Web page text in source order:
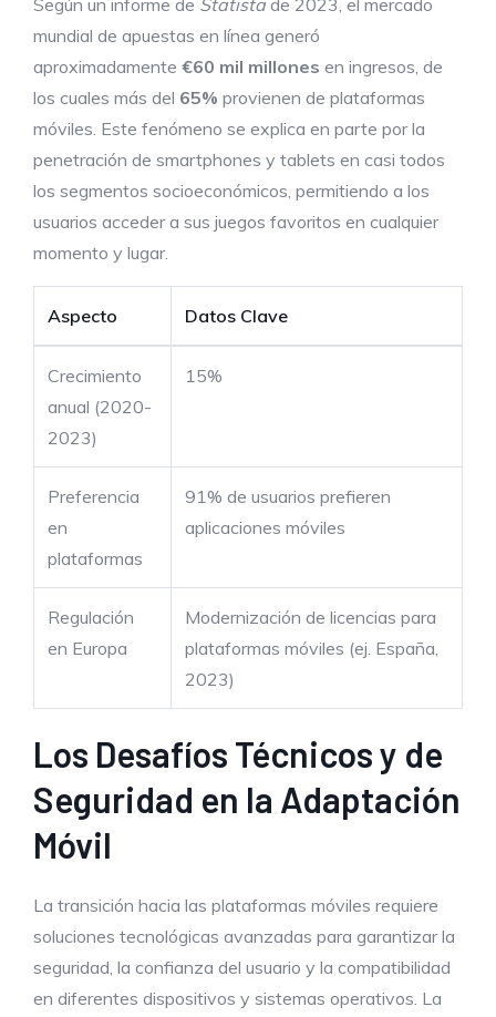
Según un informe de Statistade 2023, el mercado
mundial de apuestas en línea generó
aproximadamente €60 mil millones en ingresos, de
los cuales más del 65% provienen de plataformas
móviles. Este fenómeno se explica en parte por la
penetración de smartphones y tablets en casi todos
los segmentos socioeconómicos, permitiendo a los
usuarios acceder a sus juegos favoritos en cualquier
momento y lugar.
Aspecto Datos Clave
Crecimiento
anual (2020-
2023)
15%
Preferencia
en
plataformas
91% de usuarios prefieren
aplicaciones móviles
Regulación
en Europa
Modernización de licencias para
plataformas móviles (ej. España,
2023)
Los Desafíos Técnicos y de
Seguridad en la Adaptación
Móvil
La transición hacia las plataformas móviles requiere
soluciones tecnológicas avanzadas para garantizar la
seguridad, la confianza del usuario y la compatibilidad
en diferentes dispositivos y sistemas operativos. La